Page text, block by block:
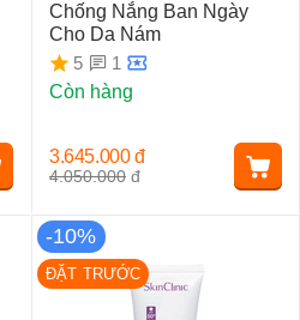
Chống Nắng Ban Ngày
Cho Da Nám
5
1
Còn hàng
4.050.000 đ
3.645.000 đ
-10%
ĐẶT TRƯỚC